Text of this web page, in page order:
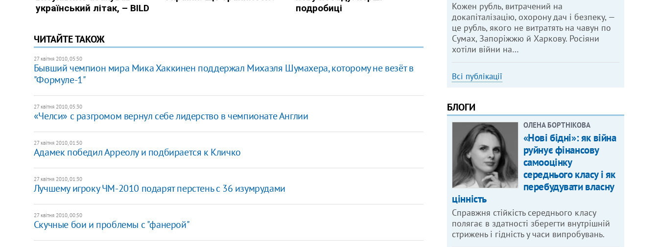
ЧИТАЙТЕ ТАКОЖ
27 квітня 2010, 05:50
Бывший чемпион мира Мика Хаккинен поддержал Михаэля Шумахера, которому не везёт в
"Формуле-1"
27 квітня 2010, 05:30
«Челси» с разгромом вернул себе лидерство в чемпионате Англии
27 квітня 2010, 01:50
Адамек победил Арреолу и подбирается к Кличко
27 квітня 2010, 01:30
Лучшему игроку ЧМ-2010 подарят перстень с 36 изумрудами
27 квітня 2010, 00:50
Скучные бои и проблемы с "фанерой"
Кожен рубль, витрачений на
докапіталізацію, охорону дач і безпеку, —
це рубль, якого не витратять на чавун по
Сумах, Запоріжжю й Харкову. Росіяни
хотіли війни на…
Всі публікації
БЛОГИ
ОЛЕНА БОРТНІКОВА
«Нові бідні»: як війна
руйнує фінансову
самооцінку
середнього класу і як
перебудувати власну
цінність
Справжня стійкість середнього класу
полягає в здатності зберегти внутрішній
стрижень і гідність у часи випробувань.